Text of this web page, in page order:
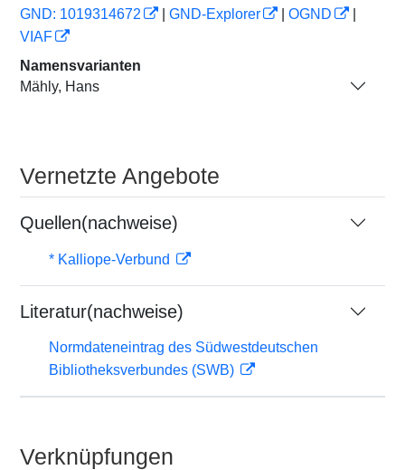
GND: 1019314672
GND-Explorer OGND
VIAF
Namensvarianten
Mähly, Hans
Vernetzte Angebote
Quellen(nachweise)
* Kalliope-Verbund
Literatur(nachweise)
Normdateneintrag des Südwestdeutschen
Bibliotheksverbundes (SWB)
Verknüpfungen